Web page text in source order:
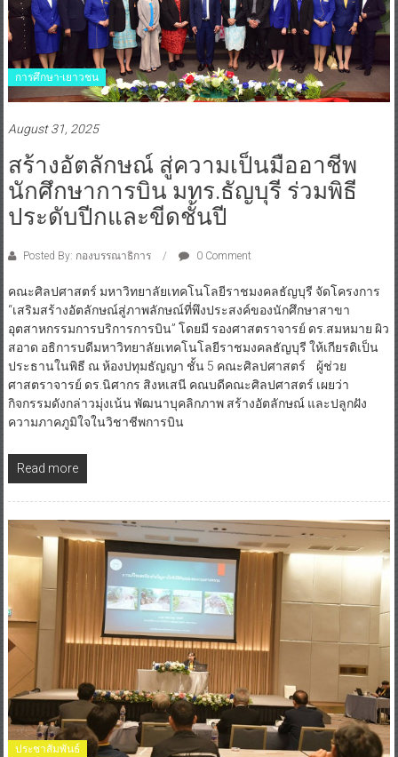
การศึกษา-เยาวชน
August 31, 2025
สร้างอัตลักษณ์ สู่ความเป็นมืออาชีพ
นักศึกษาการบิน มทร.ธัญบุรี ร่วมพิธี
ประดับปีกและขีดชั้นปี
Posted By: กองบรรณาธิการ 0 Comment
คณะศิลปศาสตร์ มหาวิทยาลัยเทคโนโลยีราชมงคลธัญบุรี จัดโครงการ
“เสริมสร้างอัตลักษณ์สู่ภาพลักษณ์ที่พึงประสงค์ของนักศึกษาสาขา
อุตสาหกรรมการบริการการบิน” โดยมี รองศาสตราจารย์ ดร.สมหมาย ผิว
สอาด อธิการบดีมหาวิทยาลัยเทคโนโลยีราชมงคลธัญบุรี ให้เกียรติเป็น
ประธานในพิธี ณ ห้องปทุมธัญญา ชั้น 5 คณะศิลปศาสตร์ ผู้ช่วย
ศาสตราจารย์ ดร.นิศากร สิงหเสนี คณบดีคณะศิลปศาสตร์ เผยว่า
กิจกรรมดังกล่าวมุ่งเน้น พัฒนาบุคลิกภาพ สร้างอัตลักษณ์ และปลูกฝัง
ความภาคภูมิใจในวิชาชีพการบิน
Read more
ประชาสัมพันธ์